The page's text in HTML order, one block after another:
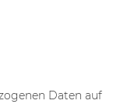
Daten auf